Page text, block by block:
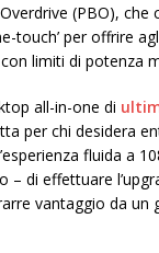
(PBO), che
touch’ per offrire
limiti di potenza
all-in-one di
per chi desidera
fluida a
– di effettuare
vantaggio da un